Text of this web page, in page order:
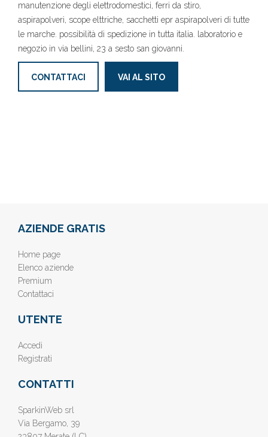
manutenzione degli elettrodomestici, ferri da stiro,
aspirapolveri, scope elttriche, sacchetti epr aspirapolveri di tutte
le marche. possibilità di spedizione in tutta italia. laboratorio e
negozio in via bellini, 23 a sesto san giovanni.
CONTATTACI VAI AL SITO
AZIENDE GRATIS
Home page
Elenco aziende
Premium
Contattaci
UTENTE
Accedi
Registrati
CONTATTI
SparkinWeb srl
Via Bergamo, 39